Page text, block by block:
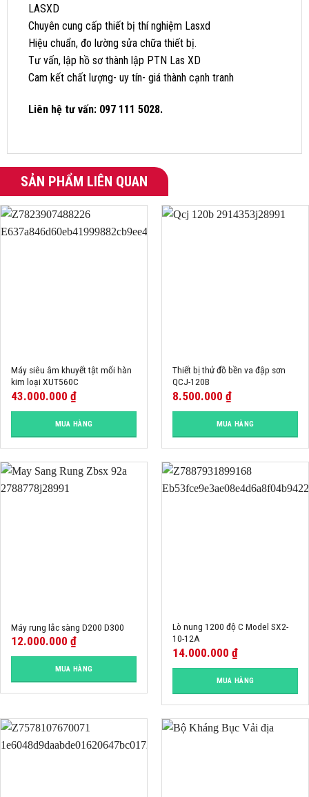
LASXD
Chuyên cung cấp thiết bị thí nghiệm Lasxd
Hiệu chuẩn, đo lường sửa chữa thiết bị.
Tư vấn, lập hồ sơ thành lập PTN Las XD
Cam kết chất lượng- uy tín- giá thành cạnh tranh
Liên hệ tư vấn: 097 111 5028.
SẢN PHẨM LIÊN QUAN
Máy siêu âm khuyết tật mối hàn
kim loại XUT560C
43.000.000 ₫
MUA HÀNG
Thiết bị thử đồ bền va đập sơn
QCJ-120B
8.500.000 ₫
MUA HÀNG
Máy rung lắc sàng D200 D300
12.000.000 ₫
MUA HÀNG
Lò nung 1200 độ C Model SX2-
10-12A
14.000.000 ₫
MUA HÀNG